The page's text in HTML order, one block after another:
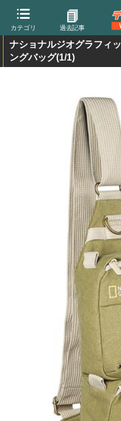
カテゴリ 過去記事
ナショナルジオグラフィ
ングバッグ(1/1)